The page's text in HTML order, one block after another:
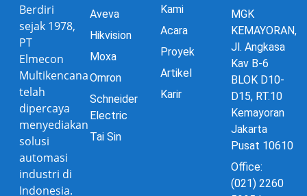
Berdiri
sejak 1978,
PT
Elmecon
Multikencana
telah
dipercaya
menyediakan
solusi
automasi
industri di
Indonesia.
Aveva
Hikvision
Moxa
Omron
Schneider
Electric
Tai Sin
Kami
Acara
Proyek
Artikel
Karir
MGK
KEMAYORAN,
Jl. Angkasa
Kav B-6
BLOK D10-
D15, RT.10
Kemayoran
Jakarta
Pusat 10610
Office:
(021) 2260